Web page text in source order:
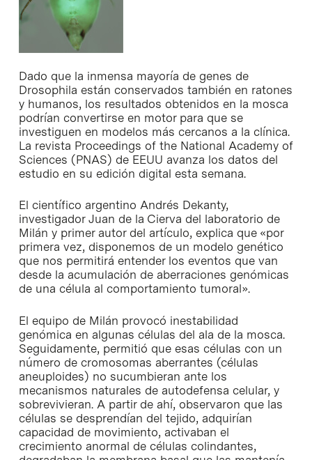
Dado que la inmensa mayoría de genes de
Drosophila están conservados también en ratones
y humanos, los resultados obtenidos en la mosca
podrían convertirse en motor para que se
investiguen en modelos más cercanos a la clínica.
La revista Proceedings of the National Academy of
Sciences (PNAS) de EEUU avanza los datos del
estudio en su edición digital esta semana.
El científico argentino Andrés Dekanty,
investigador Juan de la Cierva del laboratorio de
Milán y primer autor del artículo, explica que «por
primera vez, disponemos de un modelo genético
que nos permitirá entender los eventos que van
desde la acumulación de aberraciones genómicas
de una célula al comportamiento tumoral».
El equipo de Milán provocó inestabilidad
genómica en algunas células del ala de la mosca.
Seguidamente, permitió que esas células con un
número de cromosomas aberrantes (células
aneuploides) no sucumbieran ante los
mecanismos naturales de autodefensa celular, y
sobrevivieran. A partir de ahí, observaron que las
células se desprendían del tejido, adquirían
capacidad de movimiento, activaban el
crecimiento anormal de células colindantes,